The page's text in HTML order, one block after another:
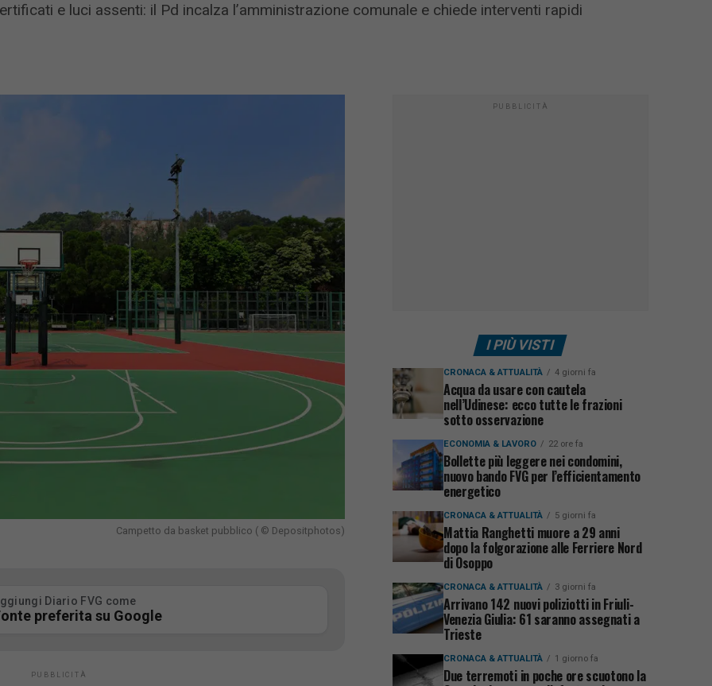
e luci assenti: il Pd incalza l’amministrazione comunale e chiede interventi rapidi
Campetto da basket pubblico ( © Depositphotos)
Diario FVG come
preferita su Google
PUBBLICITÀ
I PIÙ VISTI
CRONACA & ATTUALITÀ 4 giorni fa
Acqua da usare con cautela
nell’Udinese: ecco tutte le frazioni
sotto osservazione
ECONOMIA & LAVORO 22 ore fa
Bollette più leggere nei condomini,
nuovo bando FVG per l’efficientamento
energetico
CRONACA & ATTUALITÀ 5 giorni fa
Mattia Ranghetti muore a 29 anni
dopo la folgorazione alle Ferriere Nord
di Osoppo
CRONACA & ATTUALITÀ 3 giorni fa
Arrivano 142 nuovi poliziotti in Friuli-
Venezia Giulia: 61 saranno assegnati a
Trieste
CRONACA & ATTUALITÀ 1 giorno fa
Due terremoti in poche ore scuotono la